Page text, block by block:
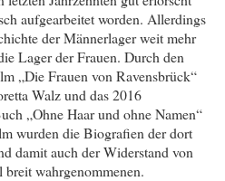
aufgearbeitet worden. Allerdings
der Männerlager weit mehr
Lager der Frauen. Durch den
„Die Frauen von Ravensbrück“
Walz und das 2016
„Ohne Haar und ohne Namen“
wurden die Biografien der dort
damit auch der Widerstand von
breit wahrgenommenen.